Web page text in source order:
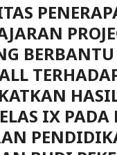
IX PADA